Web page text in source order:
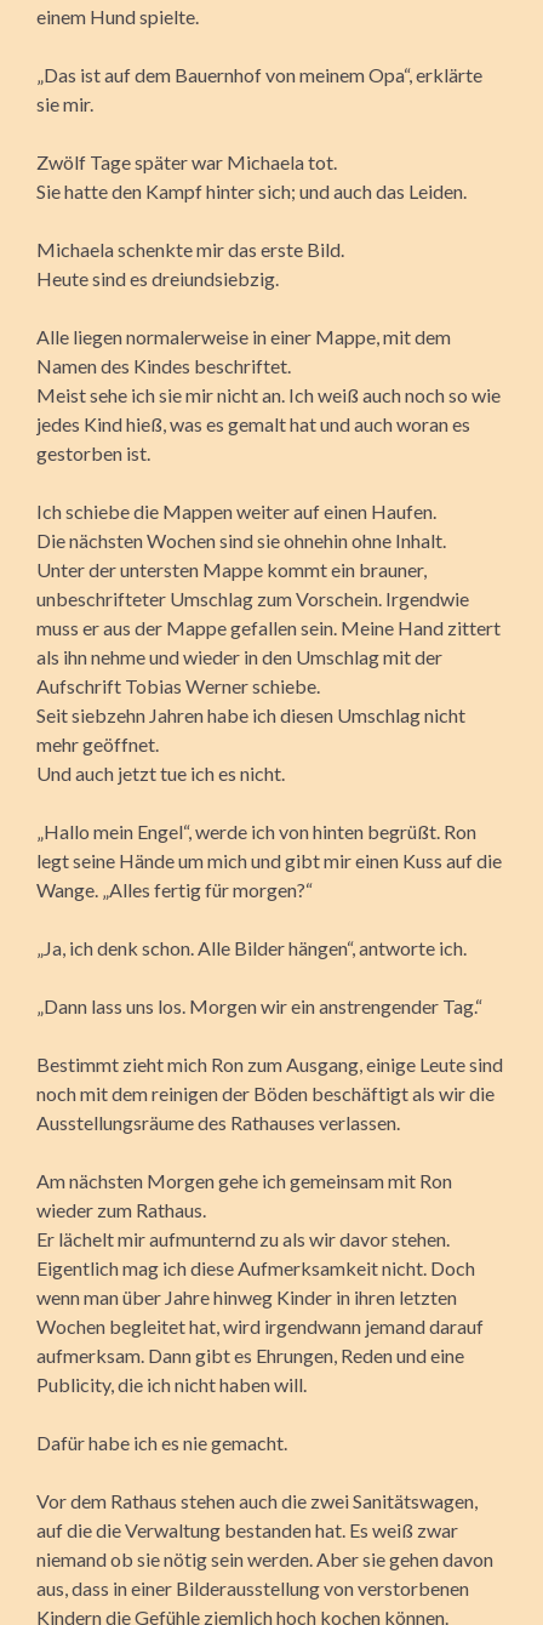
einem Hund spielte.
„Das ist auf dem Bauernhof von meinem Opa“, erklärte
sie mir.
Zwölf Tage später war Michaela tot.
Sie hatte den Kampf hinter sich; und auch das Leiden.
Michaela schenkte mir das erste Bild.
Heute sind es dreiundsiebzig.
Alle liegen normalerweise in einer Mappe, mit dem
Namen des Kindes beschriftet.
Meist sehe ich sie mir nicht an. Ich weiß auch noch so wie
jedes Kind hieß, was es gemalt hat und auch woran es
gestorben ist.
Ich schiebe die Mappen weiter auf einen Haufen.
Die nächsten Wochen sind sie ohnehin ohne Inhalt.
Unter der untersten Mappe kommt ein brauner,
unbeschrifteter Umschlag zum Vorschein. Irgendwie
muss er aus der Mappe gefallen sein. Meine Hand zittert
als ihn nehme und wieder in den Umschlag mit der
Aufschrift Tobias Werner schiebe.
Seit siebzehn Jahren habe ich diesen Umschlag nicht
mehr geöffnet.
Und auch jetzt tue ich es nicht.
„Hallo mein Engel“, werde ich von hinten begrüßt. Ron
legt seine Hände um mich und gibt mir einen Kuss auf die
Wange. „Alles fertig für morgen?“
„Ja, ich denk schon. Alle Bilder hängen“, antworte ich.
„Dann lass uns los. Morgen wir ein anstrengender Tag.“
Bestimmt zieht mich Ron zum Ausgang, einige Leute sind
noch mit dem reinigen der Böden beschäftigt als wir die
Ausstellungsräume des Rathauses verlassen.
Am nächsten Morgen gehe ich gemeinsam mit Ron
wieder zum Rathaus.
Er lächelt mir aufmunternd zu als wir davor stehen.
Eigentlich mag ich diese Aufmerksamkeit nicht. Doch
wenn man über Jahre hinweg Kinder in ihren letzten
Wochen begleitet hat, wird irgendwann jemand darauf
aufmerksam. Dann gibt es Ehrungen, Reden und eine
Publicity, die ich nicht haben will.
Dafür habe ich es nie gemacht.
Vor dem Rathaus stehen auch die zwei Sanitätswagen,
auf die die Verwaltung bestanden hat. Es weiß zwar
niemand ob sie nötig sein werden. Aber sie gehen davon
aus, dass in einer Bilderausstellung von verstorbenen
Kindern die Gefühle ziemlich hoch kochen können.